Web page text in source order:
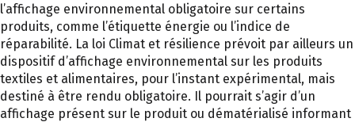
l’affichage environnemental obligatoire sur certains
produits, comme l’étiquette énergie ou l’indice de
réparabilité. La loi Climat et résilience prévoit par ailleurs un
dispositif d’affichage environnemental sur les produits
textiles et alimentaires, pour l’instant expérimental, mais
destiné à être rendu obligatoire. Il pourrait s’agir d’un
affichage présent sur le produit ou dématérialisé informant